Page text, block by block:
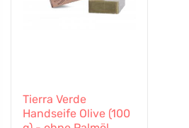
Tierra Verde
Handseife Olive (100